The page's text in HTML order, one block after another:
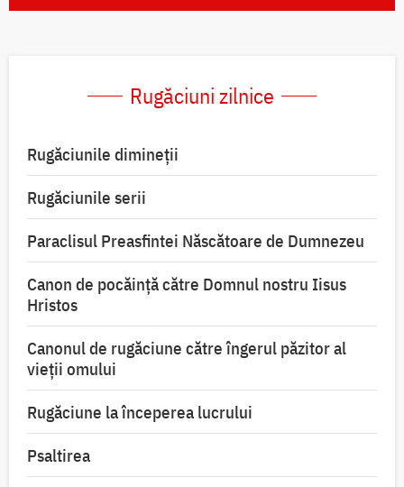
Rugăciuni zilnice
Rugăciunile dimineții
Rugăciunile serii
Paraclisul Preasfintei Născătoare de Dumnezeu
Canon de pocăință către Domnul nostru Iisus
Hristos
Canonul de rugăciune către îngerul păzitor al
vieții omului
Rugăciune la începerea lucrului
Psaltirea